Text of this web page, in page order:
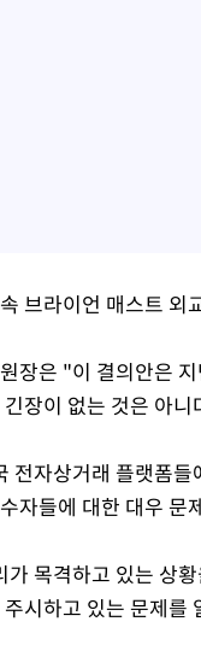
브라이언 매스트 외
장은 "이 결의안은
장이 없는 것은 아
전자상거래 플랫폼
자들에 대한 대우
가 목격하고 있는 상
시하고 있는 문제를